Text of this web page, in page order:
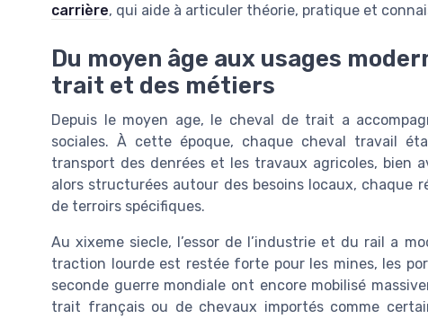
carrière, qui aide à articuler théorie, pratique et
Du moyen âge aux usages
trait et des métiers
Depuis le moyen age, le cheval de trait a
sociales. À cette époque, chaque cheval travail
transport des denrées et les travaux agricoles, bien
alors structurées autour des besoins locaux, chaque
de terroirs spécifiques.
Au xixeme siecle, l’essor de l’industrie et du rail a
traction lourde est restée forte pour les mines, les
seconde guerre mondiale ont encore mobilisé
trait français ou de chevaux importés comme